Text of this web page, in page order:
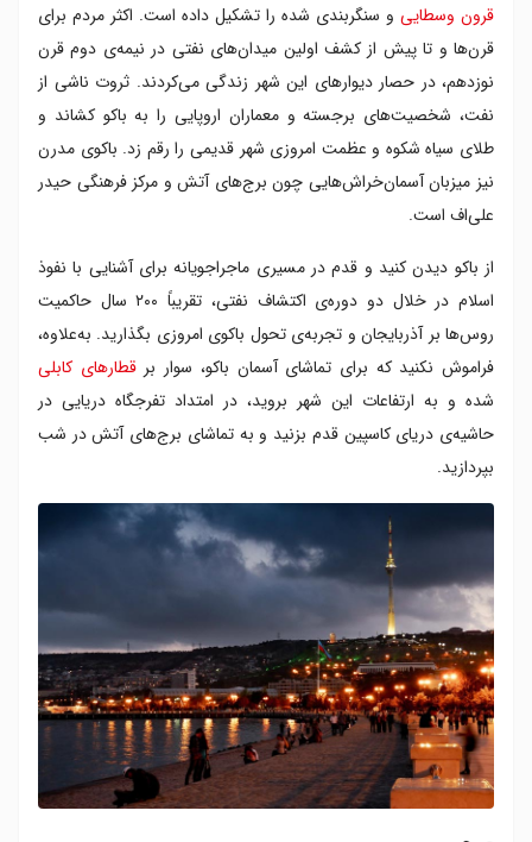
قرون وسطایی و سنگربندی شده را تشکیل داده است. اکثر مردم برای
قرن‌ها و تا پیش از کشف اولین میدان‌های نفتی در نیمه‌ی دوم قرن
نوزدهم، در حصار دیوارهای این شهر زندگی می‌کردند. ثروت ناشی از
نفت، شخصیت‌های برجسته و معماران اروپایی را به باکو کشاند و
طلای سیاه شکوه و عظمت امروزی شهر قدیمی را رقم زد. باکوی مدرن
نیز میزبان آسمان‌خراش‌هایی چون برج‌های آتش و مرکز فرهنگی حیدر
علی‌اف است.
از باکو دیدن کنید و قدم در مسیری ماجراجویانه برای آشنایی با نفوذ
اسلام در خلال دو دوره‌ی اکتشاف نفتی، تقریباً ۲۰۰ سال حاکمیت
روس‌ها بر آذربایجان و تجربه‌ی تحول باکوی امروزی بگذارید. به‌علاوه،
فراموش نکنید که برای تماشای آسمان باکو، سوار برقطارهای کابلی
شده و به ارتفاعات این شهر بروید، در امتداد تفرجگاه دریایی در
حاشیه‌ی دریای کاسپین قدم بزنید و به تماشای برج‌های آتش در شب
بپردازید.